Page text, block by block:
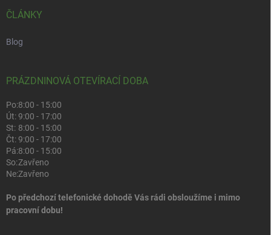
ČLÁNKY
Blog
PRÁZDNINOVÁ OTEVÍRACÍ DOBA
Po:8:00 - 15:00
Út:9:00 - 17:00
St: 8:00 - 15:00
Čt:9:00 - 17:00
Pá:8:00 - 15:00
So:Zavřeno
Ne:Zavřeno
Po předchozí telefonické dohodě Vás rádi obsloužíme i mimo
pracovní dobu!